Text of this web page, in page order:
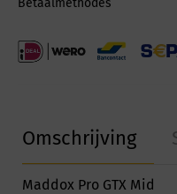
Betaalmethodes
Omschrijving
Maddox Pro GTX Mid